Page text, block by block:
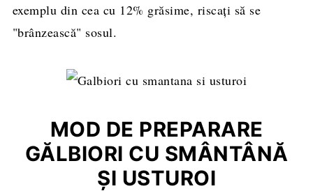
exemplu din cea cu 12% grăsime, riscați să se
"brânzească" sosul.
MOD DE PREPARARE
GĂLBIORI CU SMÂNTÂNĂ
ȘI USTUROI